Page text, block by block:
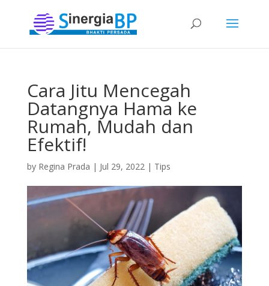
Cara Jitu Mencegah
Datangnya Hama ke
Rumah, Mudah dan
Efektif!
by Regina Prada | Jul 29, 2022| Tips